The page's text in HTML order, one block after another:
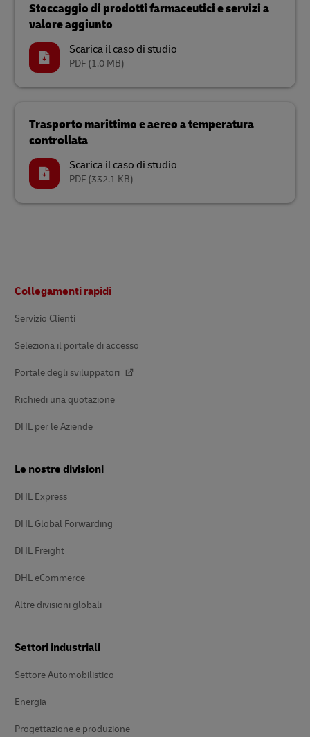
Stoccaggio di prodotti farmaceutici e servizi a
valore aggiunto
Scarica il caso di studio
PDF (1.0 MB)
Trasporto marittimo e aereo a temperatura
controllata
Scarica il caso di studio
PDF (332.1 KB)
di
Collegamenti rapidi
Servizio Clienti
Seleziona il portale di accesso
Portale degli sviluppatori
Richiedi una quotazione
DHL per le Aziende
Le nostre divisioni
DHL Express
DHL Global Forwarding
DHL Freight
DHL eCommerce
Altre divisioni globali
Settori industriali
Settore Automobilistico
Energia
Progettazione e produzione